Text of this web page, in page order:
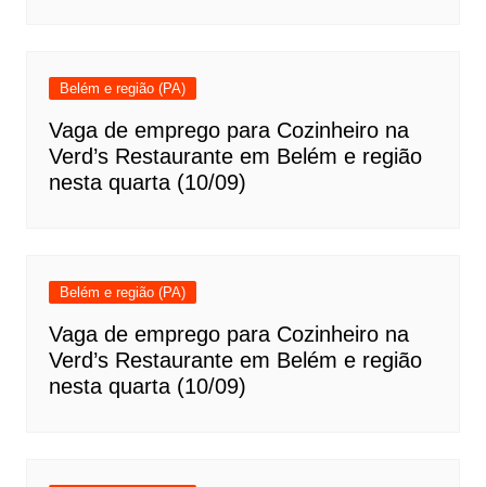
Belém e região (PA)
Vaga de emprego para Cozinheiro na
Verd’s Restaurante em Belém e região
nesta quarta (10/09)
Belém e região (PA)
Vaga de emprego para Cozinheiro na
Verd’s Restaurante em Belém e região
nesta quarta (10/09)